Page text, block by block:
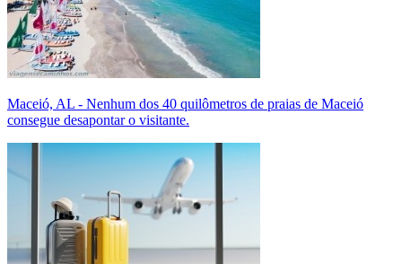
Maceió, AL - Nenhum dos 40 quilômetros de praias de Maceió
consegue desapontar o visitante.